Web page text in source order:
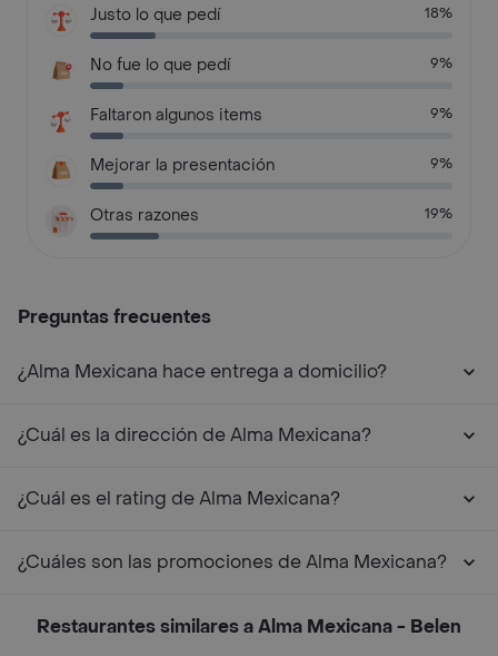
Justo lo que pedí 18%
No fue lo que pedí 9%
Faltaron algunos items 9%
Mejorar la presentación 9%
Otras razones 19%
Preguntas frecuentes
¿Alma Mexicana hace entrega a domicilio?
¿Cuál es la dirección de Alma Mexicana?
¿Cuál es el rating de Alma Mexicana?
¿Cuáles son las promociones de Alma Mexicana?
Restaurantes similares a Alma Mexicana - Belen